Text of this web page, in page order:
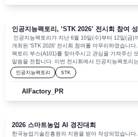
가능) 🎁 사업 참여 혜택 ✔️ 교육비 무료 ✔️ AI 개발
✔️ 오픈소스 AI 활용 프로젝트 수행 지원 ✔️ 오픈소스
뷰 ✔️ 온·오프라인 개발 협업 공간 지원 ✔️ 개발자 네
👉 참여자 모집 공고 바로가기 : https://www.oss.kr/
신청 바로가기 : https://forms.gle/
가기 : https://forms.gle/jZBfBwDTgFoczWhu9 ※ 모
요일까지 신청 부탁드립니다. ※ 상기 내용 및 일정은
있습니다. 📍 문의처 - 오픈소스 AI 운영사무국 · 전
ai@oss.kr · 카톡) http://pf.kakao.com/_dquXX오픈
고 싶다면 지금 바로 신청하세요!✨
인공지능팩토리, ‘STK 2026’ 전시회 참여
인공지능팩토리가 지난 6월 10일(수)부터 12일(금)
개최된 'STK 2026' 전시회 참여를 마무리하였습니
팩토리 부스(A101)를 찾아주시고 관심을 가져주신
말씀을 전합니다. 이번 전시회에서 인공지능팩토리
업무 환경에 특화된 아래 두 가지 핵심 라인업을 현
(AssiWorks): 개발자 없이 툴 등록, 에이전트 구성,
출 없는 독립된 격리 환경에서 스스로 코드를 짜고
에이전트 (한글 문서 .hwpx 업로드 지원) 현장에서
리의 행보에 많은 관심 부탁드립니다. 감사합니다.
인공지능팩토리 STK
AIFactory_PR
2026 스마트농업 AI 경진대회
한국농업기술진흥원의 지원을 받아 작성되었습니